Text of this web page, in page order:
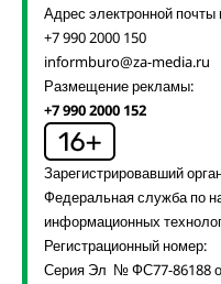
Адрес электронной
+7 990 2000 150
informburo@za-media.ru
Размещение рекламы:
+7 990 2000 152
Зарегистрировавший
Федеральная служба по
информационных
Регистрационный номер:
Серия Эл № ФС77-86188